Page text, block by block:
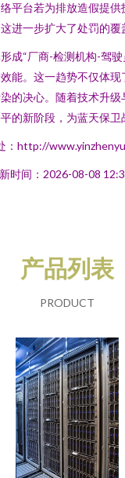
平台若为排放造假提
进一步扩大了处罚的覆
成“厂商-检测机构-驾
能。这一趋势不仅体
的决心。随着技术升
的新阶段，为蓝天保卫
：http://
时间：2026-08-08
产品列表
PRODUCT